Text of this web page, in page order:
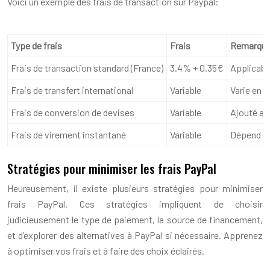
Type de frais Frais
Frais de transaction standard (France) 3.4% + 0.35€
Frais de transfert international
Variable
Varie en
Frais de conversion de devises
Variable
Ajouté
Frais de virement instantané
Variable Dépend
Stratégies pour minimiser les frais PayPal
Heureusement, il existe plusieurs stratégies pour minimiser
frais PayPal. Ces stratégies impliquent de choisir
judicieusement le type de paiement, la source de financement,
et d’explorer des alternatives à PayPal si nécessaire. Apprenez
à optimiser vos frais et à faire des choix éclairés.